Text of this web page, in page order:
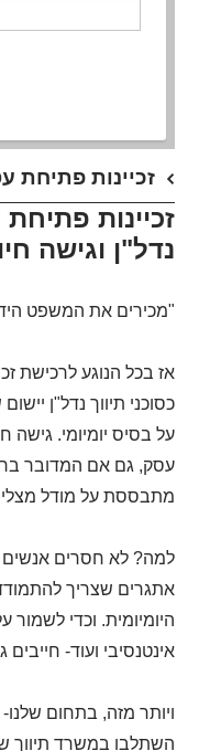
זכיינות פתיחת
זכיינות
נדל"ן וגישה
"מכירים את המשפט
אז בכל הנוגע לרכישת
כסוכני תיווך נדל"ן
על בסיס יומיומי. גישה
עסק, גם אם המדובר
מתבססת על מודל
למה? לא חסרים אנשים
אתגרים שצריך
היומיומית. וכדי לשמור
אינטנסיבי ועוד- חייבים
ויותר מזה, בתחום
השתלבו במשרד תיווך של